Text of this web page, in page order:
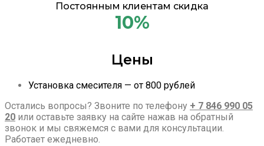
Постоянным клиентам скидка
10%
Цены
Установка смесителя — от 800 рублей
Остались вопросы? Звоните по телефону + 7 846 990 05
20 или оставьте заявку на сайте нажав на обратный
звонок и мы свяжемся с вами для консультации.
Работает ежедневно.